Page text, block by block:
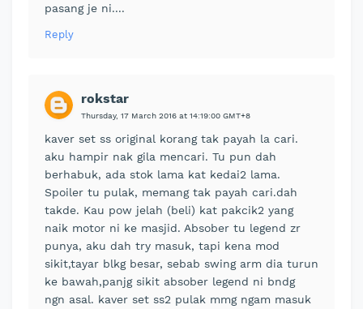
pasang je ni....
Reply
rokstar
Thursday, 17 March 2016 at 14:19:00 GMT+8
kaver set ss original korang tak payah la cari.
aku hampir nak gila mencari. Tu pun dah
berhabuk, ada stok lama kat kedai2 lama.
Spoiler tu pulak, memang tak payah cari.dah
takde. Kau pow jelah (beli) kat pakcik2 yang
naik motor ni ke masjid. Absober tu legend zr
punya, aku dah try masuk, tapi kena mod
sikit,tayar blkg besar, sebab swing arm dia turun
ke bawah,panjg sikit absober legend ni bndg
ngn asal. kaver set ss2 pulak mmg ngam masuk